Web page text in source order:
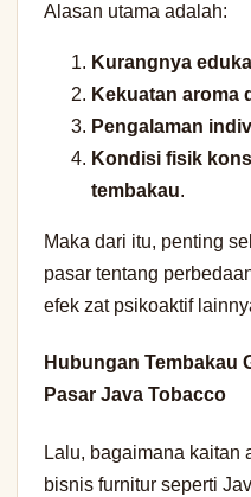
Alasan utama adalah:
Kurangnya
Kekuatan aroma
Pengalaman
Kondisi fisik
tembakau.
Maka dari itu, penting
pasar tentang
efek zat psikoaktif
Hubungan Tembakau
Pasar Java Tobacco
Lalu, bagaimana kaitan
bisnis furnitur seperti